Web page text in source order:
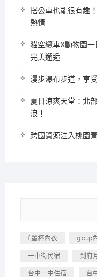
搭公車也能很有趣
熱情
貓空纜車X動物園
完美邂逅
漫步瀑布步道，享
夏日涼爽天堂：北
浪！
跨國資源注入桃園
f 罩杯內衣 g cup
一中街民宿 到府
台中一中住宿 台